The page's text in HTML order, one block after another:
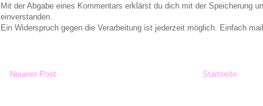
Mit der Abgabe eines Kommentars erklärst du dich mit der Speicherung
einverstanden.
Ein Widerspruch gegen die Verarbeitung ist jederzeit möglich. Einfach
Neuerer Post Startseite